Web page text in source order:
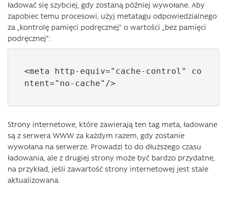
ładować się szybciej, gdy zostaną później wywołane. Aby
zapobiec temu procesowi, użyj metatagu odpowiedzialnego
za „kontrolę pamięci podręcznej” o wartości „bez pamięci
podręcznej”:
<meta http-equiv="cache-control" co
ntent="no-cache"/>
Strony internetowe, które zawierają ten tag meta, ładowane
są z serwera WWW za każdym razem, gdy zostanie
wywołana na serwerze. Prowadzi to do dłuższego czasu
ładowania, ale z drugiej strony może być bardzo przydatne,
na przykład, jeśli zawartość strony internetowej jest stale
aktualizowana.